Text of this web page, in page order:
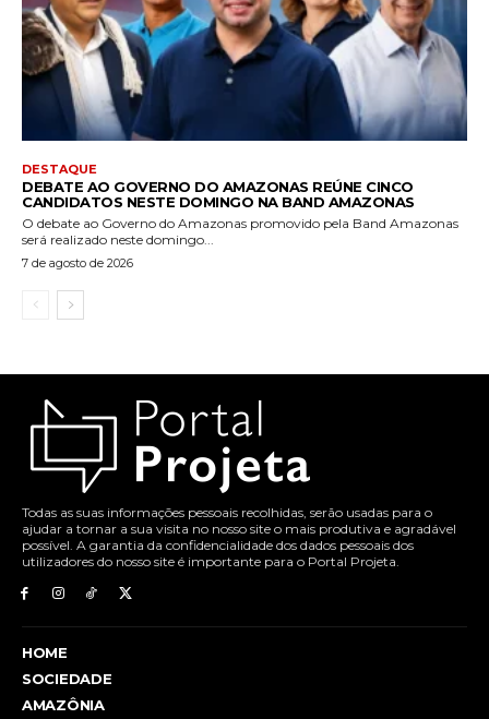
DESTAQUE
DEBATE AO GOVERNO DO AMAZONAS REÚNE CINCO
CANDIDATOS NESTE DOMINGO NA BAND AMAZONAS
O debate ao Governo do Amazonas promovido pela Band Amazonas
será realizado neste domingo...
7 de agosto de 2026
Todas as suas informações pessoais recolhidas, serão usadas para o
ajudar a tornar a sua visita no nosso site o mais produtiva e agradável
possível. A garantia da confidencialidade dos dados pessoais dos
utilizadores do nosso site é importante para o Portal Projeta.
HOME
SOCIEDADE
AMAZÔNIA